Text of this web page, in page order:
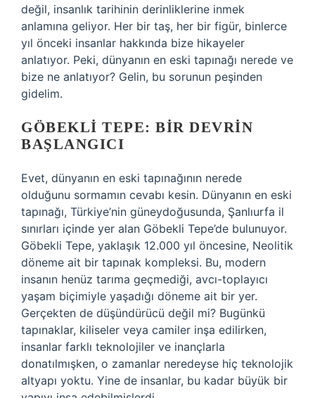
değil, insanlık tarihinin derinliklerine inmek
anlamına geliyor. Her bir taş, her bir figür, binlerce
yıl önceki insanlar hakkında bize hikayeler
anlatıyor. Peki, dünyanın en eski tapınağı nerede ve
bize ne anlatıyor? Gelin, bu sorunun peşinden
gidelim.
GÖBEKLI TEPE: BIR DEVRIN
BAŞLANGICI
Evet, dünyanın en eski tapınağının nerede
olduğunu sormamın cevabı kesin. Dünyanın en eski
tapınağı, Türkiye’nin güneydoğusunda, Şanlıurfa il
sınırları içinde yer alan Göbekli Tepe’de bulunuyor.
Göbekli Tepe, yaklaşık 12.000 yıl öncesine, Neolitik
döneme ait bir tapınak kompleksi. Bu, modern
insanın henüz tarıma geçmediği, avcı-toplayıcı
yaşam biçimiyle yaşadığı döneme ait bir yer.
Gerçekten de düşündürücü değil mi? Bugünkü
tapınaklar, kiliseler veya camiler inşa edilirken,
insanlar farklı teknolojiler ve inançlarla
donatılmışken, o zamanlar neredeyse hiç teknolojik
altyapı yoktu. Yine de insanlar, bu kadar büyük bir